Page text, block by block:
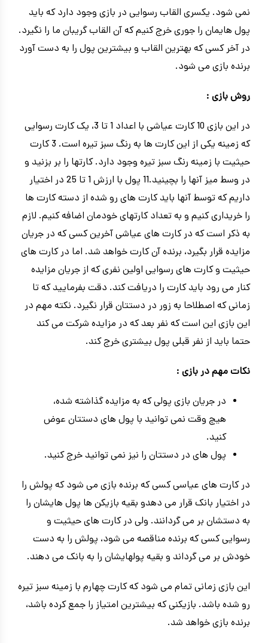
نمی شود. یکسری القاب رسوایی در بازی وجود دارد که باید
پول هایمان را جوری خرج کنیم که آن القاب گریبان ما را نگیرد.
در آخر کسی که بهترین القاب و بیشترین پول را به دست آورد
برنده بازی می شود.
روش بازی :
در این بازی 10 کارت عیاشی با اعداد 1 تا 3، یک کارت رسوایی
که زمینه یکی از این کارت ها به رنگ سبز تیره است. 3 کارت
حیثیت با زمینه رنگ سبز تیره وجود دارد. کارتها را بر بزنید و
در وسط میز آنها را بچینید.11 پول با ارزش 1 تا 25 در اختیار
داریم که توسط آنها باید کارت های رو شده از دسته کارت ها
را خریداری کنیم و به تعداد کارتهای خودمان اضافه کنیم. لازم
به ذکر است که در کارت های عیاشی آخرین کسی که در جریان
مزایده قرار بگیرد، برنده آن کارت خواهد شد. اما در کارت های
حیثیت و کارت های رسوایی اولین نفری که از جریان مزایده
کنار می رود باید کارت را دریافت کند. دقت بفرمایید که تا
زمانی که اصطلاحا به زور در دستتان قرار نگیرد. نکته مهم در
این بازی این است که نفر بعد که در مزایده شرکت می کند
حتما باید از نفر قبلی پول بیشتری خرج کند.
نکات مهم در بازی :
در جریان بازی پولی که به مزایده گذاشته شده،
هیچ وقت نمی توانید با پول های دستتان عوض
کنید.
پول های در دستتان را نیز نمی توانید خرج کنید.
در کارت های عیاسی کسی که برنده بازی می شود که پولش را
در اختیار بانک قرار می دهدو بقیه بازیکن ها پول هایشان را
به دستشان بر می گردانند. ولی در کارت های حیثیت و
رسوایی کسی که برنده مناقصه می شود، پولش را به دست
خودش بر می گرداند و بقیه پولهایشان را به بانک می دهند.
این بازی زمانی تمام می شود که کارت چهارم با زمینه سبز تیره
رو شده باشد. بازیکنی که بیشترین امتیاز را جمع کرده باشد،
برنده بازی خواهد شد.